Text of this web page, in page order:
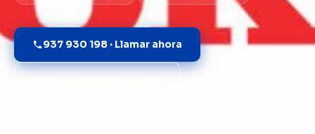
937 930 198 · Llamar ahora